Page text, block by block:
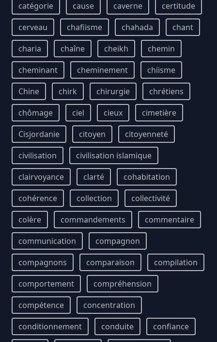
catégorie
cause caverne
certitude
cerveau
chafiisme chahada
chant
charia
chaîne cheikh
chemin
cheminant
cheminement
chiisme
Chine
chirk chirurgie
chrétiens
chômage
ciel cieux
cimetière
Cisjordanie
citoyen
citoyenneté
civilisation
civilisation islamique
clairvoyance
clarté
cohabitation
cohérence
collection
collectivité
colère
commandements
commentaire
communication
compagnon
compagnons
comparaison
compilation
comportement
compréhension
compétence
concentration
conditionnement
conduite
confiance